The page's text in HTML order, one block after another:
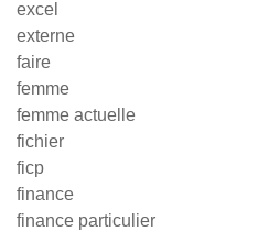
excel
externe
faire
femme
femme actuelle
fichier
ficp
finance
finance particulier